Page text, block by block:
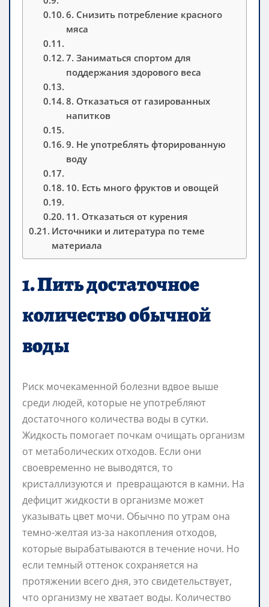
6. Снизить потребление красного
мяса
7. Заниматься спортом для
поддержания здорового веса
8. Отказаться от газированных
напитков
9. Не употреблять фторированную
воду
10. Есть много фруктов и овощей
11. Отказаться от курения
Источники и литература по теме
материала
1. Пить достаточное
количество обычной
воды
Риск мочекаменной болезни вдвое выше
среди людей, которые не употребляют
достаточного количества воды в сутки.
Жидкость помогает почкам очищать организм
от метаболических отходов. Если они
своевременно не выводятся, то
кристаллизуются и превращаются в камни. На
дефицит жидкости в организме может
указывать цвет мочи. Обычно по утрам она
темно-желтая из-за накопления отходов,
которые вырабатываются в течение ночи. Но
если темный оттенок сохраняется на
протяжении всего дня, это свидетельствует,
что организму не хватает воды. Количество